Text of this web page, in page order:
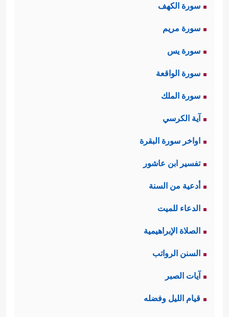
سورة الكهف
سورة مريم
سورة يس
سورة الواقعة
سورة الملك
آية الكرسي
اواخر سورة البقرة
تفسير ابن عاشور
أدعية من السنة
الدعاء للميت
الصلاة الإبراهيمية
السنن الرواتب
آيات الصبر
قيام الليل وفضله